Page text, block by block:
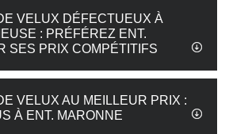
VELUX DÉFECTUEUX À
: PRÉFÉREZ ENT.
SES PRIX COMPÉTITIFS
VELUX AU MEILLEUR PRIX :
À ENT. MARONNE